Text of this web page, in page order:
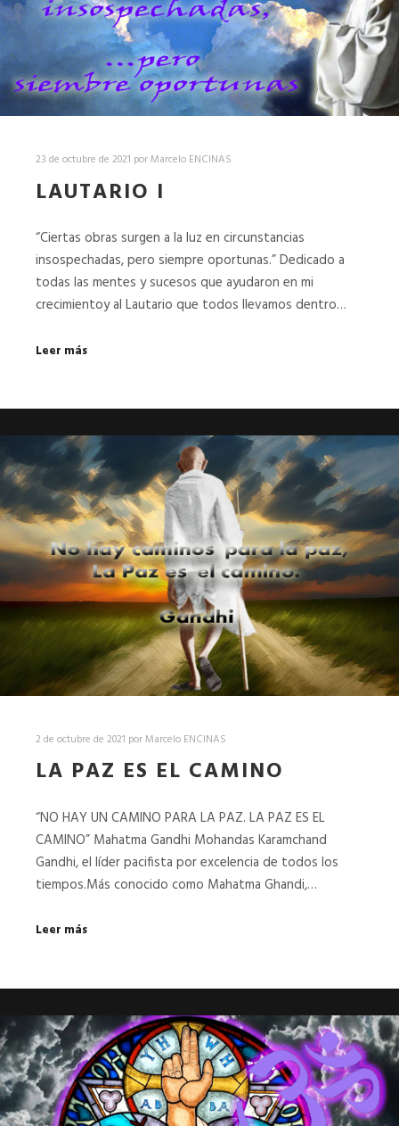
23 de octubre de 2021 porMarcelo ENCINAS
LAUTARIO I
“Ciertas obras surgen a la luz en circunstancias
insospechadas, pero siempre oportunas.” Dedicado a
todas las mentes y sucesos que ayudaron en mi
crecimientoy al Lautario que todos llevamos dentro…
Leer más
2 de octubre de 2021 porMarcelo ENCINAS
LA PAZ ES EL CAMINO
“NO HAY UN CAMINO PARA LA PAZ. LA PAZ ES EL
CAMINO” Mahatma Gandhi Mohandas Karamchand
Gandhi, el líder pacifista por excelencia de todos los
tiempos.Más conocido como Mahatma Ghandi,…
Leer más